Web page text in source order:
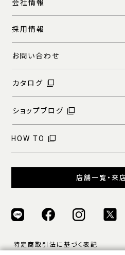
会社情報
採用情報
お問い合わせ
カタログ
ショップブログ
HOW TO
店舗一覧・来
特定商取引法に基づく表記